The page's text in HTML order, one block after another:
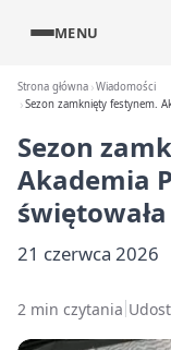
MENU
Strona główna Wiadomości
Sezon zamknięty festynem.
Sezon
Akademia
21 czerwca 2026
2 min czytania